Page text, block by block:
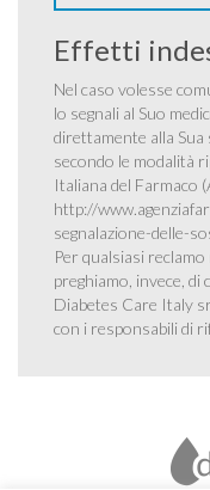
Effetti
Nel caso volesse
lo segnali al Suo
direttamente alla
secondo le modalità
Italiana del Farmaco
http://
segnalazione-delle-
Per qualsiasi
preghiamo, invece,
Diabetes Care Italy
con i responsabili di